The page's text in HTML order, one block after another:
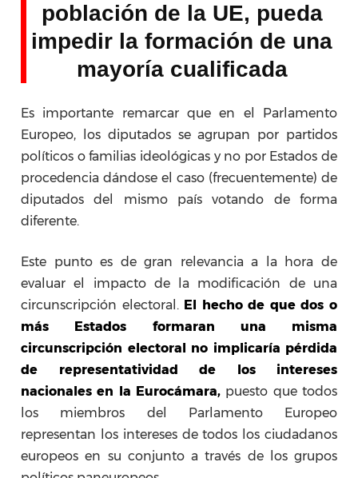
población de la UE, pueda
impedir la formación de una
mayoría cualificada
Es importante remarcar que en el Parlamento
Europeo, los diputados se agrupan por partidos
políticos o familias ideológicas y no por Estados de
procedencia dándose el caso (frecuentemente) de
diputados del mismo país votando de forma
diferente.
Este punto es de gran relevancia a la hora de
evaluar el impacto de la modificación de una
circunscripción electoral. El hecho de que dos o
más Estados formaran una misma
circunscripción electoral no implicaría pérdida
de representatividad de los intereses
nacionales en la Eurocámara, puesto que todos
los miembros del Parlamento Europeo
representan los intereses de todos los ciudadanos
europeos en su conjunto a través de los grupos